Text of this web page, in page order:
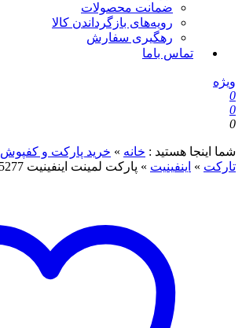
ضمانت محصولات
رویه‌های بازگرداندن کالا
رهگیری سفارش
تماس باما
ویژه
0
0
0
شما اینجا هستید : خانه » خرید پارکت و کفپوش
تارکت » اینفینیت » پارکت لمینت اینفینیت 8215277